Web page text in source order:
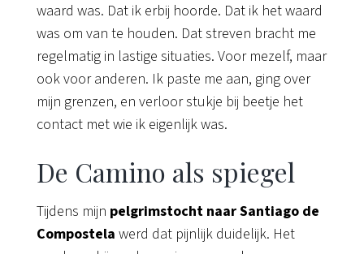
waard was. Dat ik erbij hoorde. Dat ik het waard
was om van te houden. Dat streven bracht me
regelmatig in lastige situaties. Voor mezelf, maar
ook voor anderen. Ik paste me aan, ging over
mijn grenzen, en verloor stukje bij beetje het
contact met wie ik eigenlijk was.
De Camino als spiegel
Tijdens mijn pelgrimstocht naar Santiago de
Compostela werd dat pijnlijk duidelijk. Het